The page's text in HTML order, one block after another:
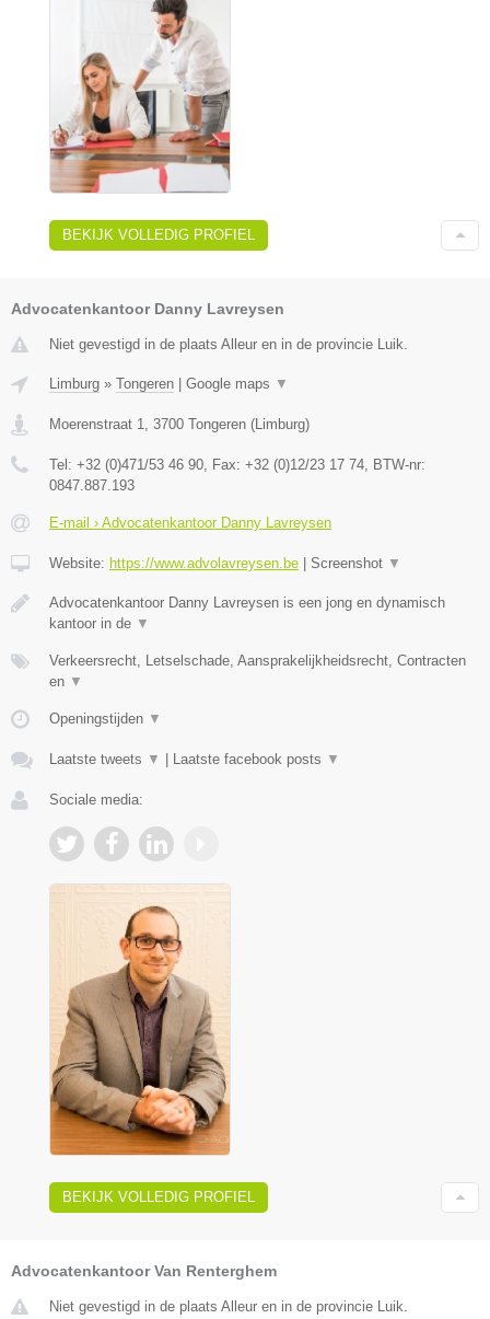
BEKIJK VOLLEDIG PROFIEL
Advocatenkantoor Danny Lavreysen
Niet gevestigd in de plaats Alleur en in de provincie Luik.
Limburg » Tongeren Google maps ▼
Moerenstraat 1 3700 Tongeren ( Limburg)
Tel: +32 (0)471/53 46 90 , Fax: +32 (0)12/23 17 74 , BTW-nr:
0847.887.193
E-mail › Advocatenkantoor Danny Lavreysen
Website: https://www.advolavreysen.be Screenshot ▼
Advocatenkantoor Danny Lavreysen is een jong en dynamisch
kantoor in de ▼
Verkeersrecht, Letselschade, Aansprakelijkheidsrecht, Contracten
en ▼
Openingstijden ▼
Laatste tweets ▼ Laatste facebook posts ▼
Sociale media:
BEKIJK VOLLEDIG PROFIEL
Advocatenkantoor Van Renterghem
Niet gevestigd in de plaats Alleur en in de provincie Luik.